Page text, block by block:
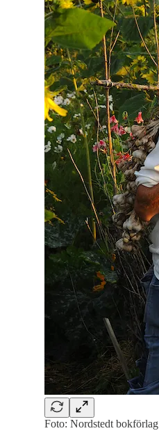
Foto: Nordstedt bokförlag